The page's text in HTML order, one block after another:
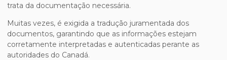
trata da documentação necessária.
Muitas vezes, é exigida a tradução juramentada dos
documentos, garantindo que as informações estejam
corretamente interpretadas e autenticadas perante as
autoridades do Canadá.